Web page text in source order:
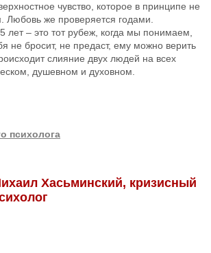
чувство, которое в принципе не
Любовь же проверяется годами.
лет – это тот рубеж, когда мы понимаем,
не бросит, не предаст, ему можно верить
слияние двух людей на всех
душевном и духовном.
психолога
Хасьминский, кризисный